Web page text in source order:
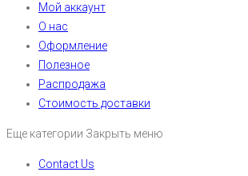
Мой аккаунт
О нас
Оформление
Полезное
Распродажа
Стоимость доставки
Еще категории Закрыть меню
Contact Us